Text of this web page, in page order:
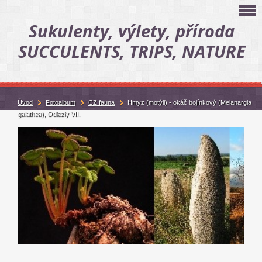
Sukulenty, výlety, příroda
SUCCULENTS, TRIPS, NATURE
Úvod Fotoalbum CZ fauna
Hmyz (motýli) - okáč bojínkový (Melanargia
galathea), Odlezly VII.